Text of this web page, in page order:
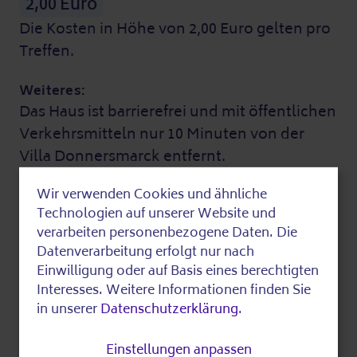
Die Kosten in Höhe von 2,00 Euro gelten pro
Treffen.
Weiteres:
Das Haus ist barrierefrei und mit öffentlichen
Verkehrsmitteln nur 10 Minuten von der
Villa Donnersmarck entfernt.
Schönow
Parkplätze für PKW auf dem Hof und in der
näheren Umgebung.
Der Sonderfahrdienst kann direkt auf dem
Gelände halten.
Use
of
personal
data
and
Wir verwenden Cookies und ähnliche
Technologien auf unserer Website und
verarbeiten personenbezogene Daten. Die
Datenverarbeitung erfolgt nur nach
Einwilligung oder auf Basis eines berechtigten
Interesses. Weitere Informationen finden Sie
in unsererDatenschutzerklärung.
Einstellungen anpassen